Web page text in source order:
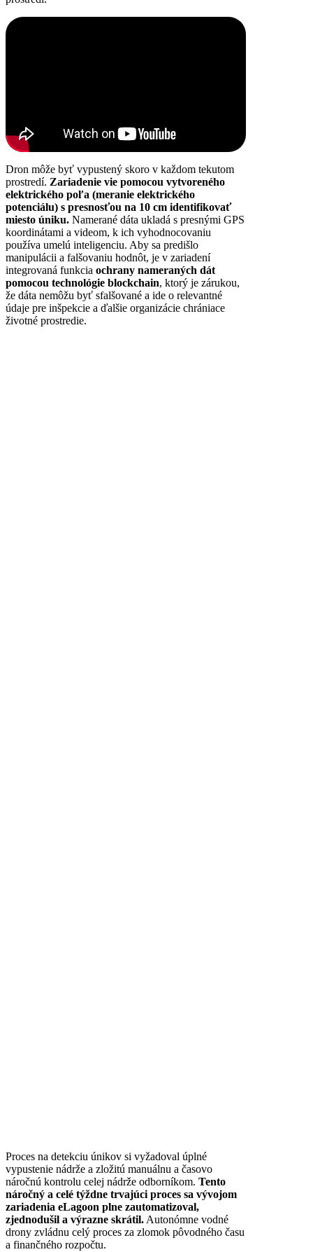
Dron môže byť vypustený skoro v každom tekutom
prostredí. Zariadenie vie pomocou vytvoreného
elektrického poľa (meranie elektrického
potenciálu) s presnosťou na 10 cm identifikovať
miesto úniku. Namerané dáta ukladá s presnými GPS
koordinátami a videom, k ich vyhodnocovaniu
používa umelú inteligenciu. Aby sa predišlo
manipulácii a falšovaniu hodnôt, je v zariadení
integrovaná funkcia ochrany nameraných dát
pomocou technológie blockchain, ktorý je zárukou,
že dáta nemôžu byť sfalšované a ide o relevantné
údaje pre inšpekcie a ďalšie organizácie chrániace
životné prostredie.
Proces na detekciu únikov si vyžadoval úplné
vypustenie nádrže a zložitú manuálnu a časovo
náročnú kontrolu celej nádrže odborníkom. Tento
náročný a celé týždne trvajúci proces sa vývojom
zariadenia eLagoon plne zautomatizoval,
zjednodušil a výrazne skrátil. Autonómne vodné
drony zvládnu celý proces za zlomok pôvodného času
a finančného rozpočtu.